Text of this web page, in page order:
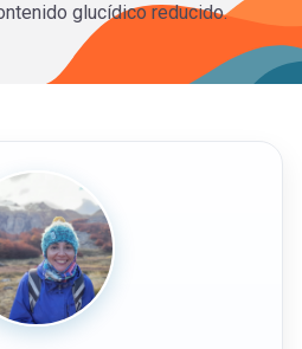
glucídico reducido.